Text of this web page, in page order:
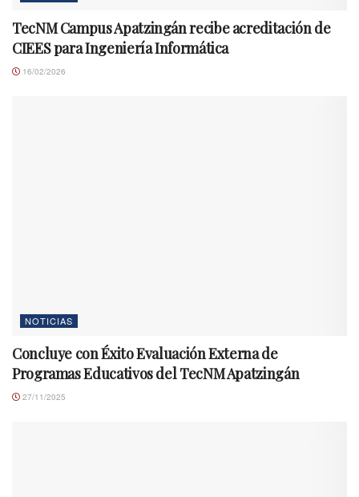
TecNM Campus Apatzingán recibe acreditación de
CIEES para Ingeniería Informática
16/02/2026
NOTICIAS
Concluye con Éxito Evaluación Externa de
Programas Educativos del TecNM Apatzingán
27/11/2025